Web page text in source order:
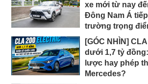
xe mới từ nay
Đông Nam Á
trường trọng
[GÓC NHÌN]
dưới 1,7 tỷ
lược hay phép
Mercedes?